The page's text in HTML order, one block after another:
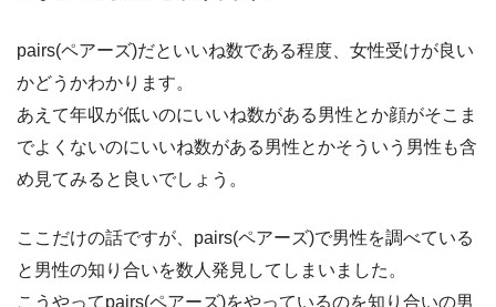
pairs(ペアーズ)だといいね数である程度、女性受けが良い
かどうかわかります。
あえて年収が低いのにいいね数がある男性とか顔がそこま
でよくないのにいいね数がある男性とかそういう男性も含
め見てみると良いでしょう。
ここだけの話ですが、pairs(ペアーズ)で男性を調べている
と男性の知り合いを数人発見してしまいました。
こうやってpairs(ペアーズ)をやっているのを知り合いの男